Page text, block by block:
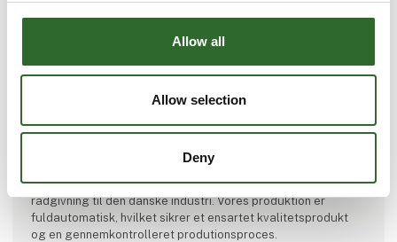
Allow all
Allow selection
Deny
Metal Work Danmark A/S
Metal Work Danmark er specialister i
pneumatikkomponenter, og vi tilbyder såvel salg som
rådgivning til den danske industri. Vores produktion er
fuldautomatisk, hvilket sikrer et ensartet kvalitetsprodukt
og en gennemkontrolleret produtionsproces.